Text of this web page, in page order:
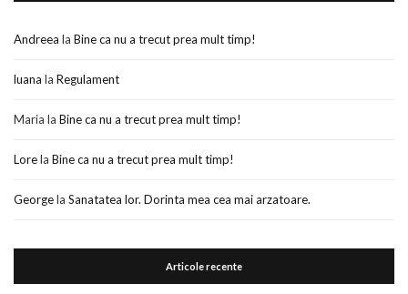
Andreea la Bine ca nu a trecut prea mult timp!
luana la Regulament
Maria la Bine ca nu a trecut prea mult timp!
Lorela Bine ca nu a trecut prea mult timp!
Georgela Sanatatea lor. Dorinta mea cea mai arzatoare.
Articole recente